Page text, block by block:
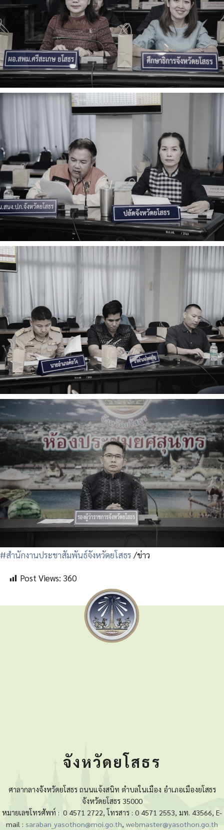
#สำนักงานประชาสัมพันธ์จังหวัดยโสธร /ข่าว
Post Views: 360
จังหวัดยโสธร
ศาลากลางจังหวัดยโสธร ถนนแจ้งสนิท ตำบลในเมือง อำเภอเมืองยโสธร
จังหวัดยโสธร 35000
หมายเลขโทรศัพท์ : 0 4571 2722, โทรสาร : 0 4571 2553, มท. 43566, E-
mail : saraban_yasothon@moi.go.th, webmaster@yasothon.go.th